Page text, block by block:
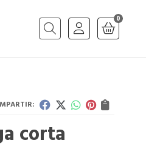
Buscar
0
corta